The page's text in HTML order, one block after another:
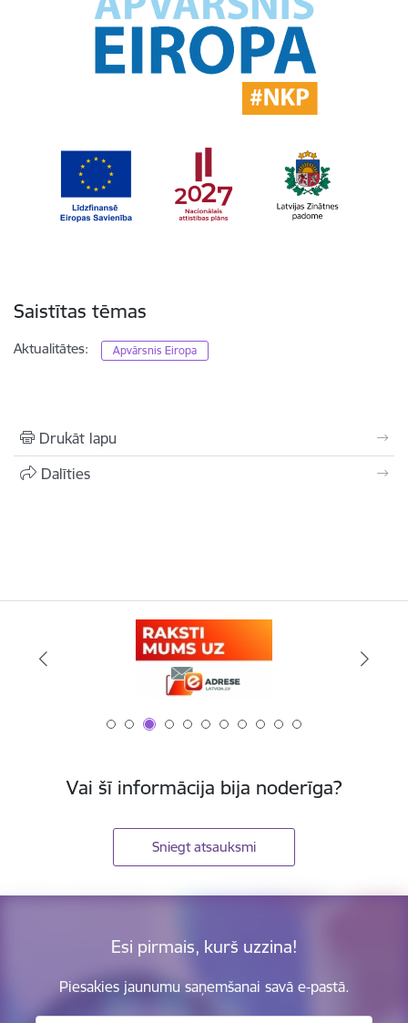
Saistītas tēmas
Aktualitātes: Apvārsnis Eiropa
Drukāt lapu
Dalīties
Vai šī informācija bija noderīga?
Sniegt atsauksmi
Esi pirmais, kurš uzzina!
Piesakies jaunumu saņemšanai savā e-pastā.